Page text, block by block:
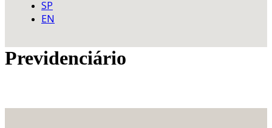
SP
EN
Previdenciário